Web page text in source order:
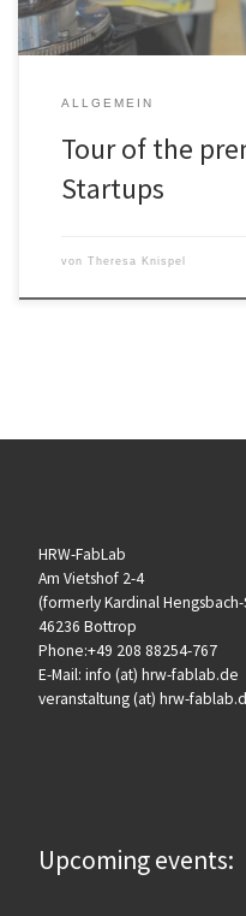
ALLGEMEIN
Tour of the
Startups
von Theresa Knispel
HRW-FabLab
Am Vietshof 2-4
(formerly Kardinal Hengsbach-
46236 Bottrop
Phone:+49 208 88254-767
E-Mail: info (at) hrw-fablab.de
veranstaltung (at) hrw-
Upcoming events: